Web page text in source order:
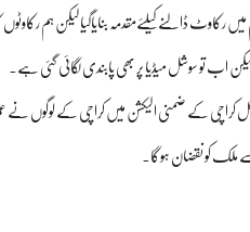
رکاوٹ ڈالنےکیلئےمقدمہ بنایاگیا لیکن ہم
اب تو سوشل میڈیا پر بھی پابندی لگائی گئی ہے۔
کل کراچی کے ضمنی الیکشن میں کراچی کے لوگوں
ملک کو نقضان ہوگا۔